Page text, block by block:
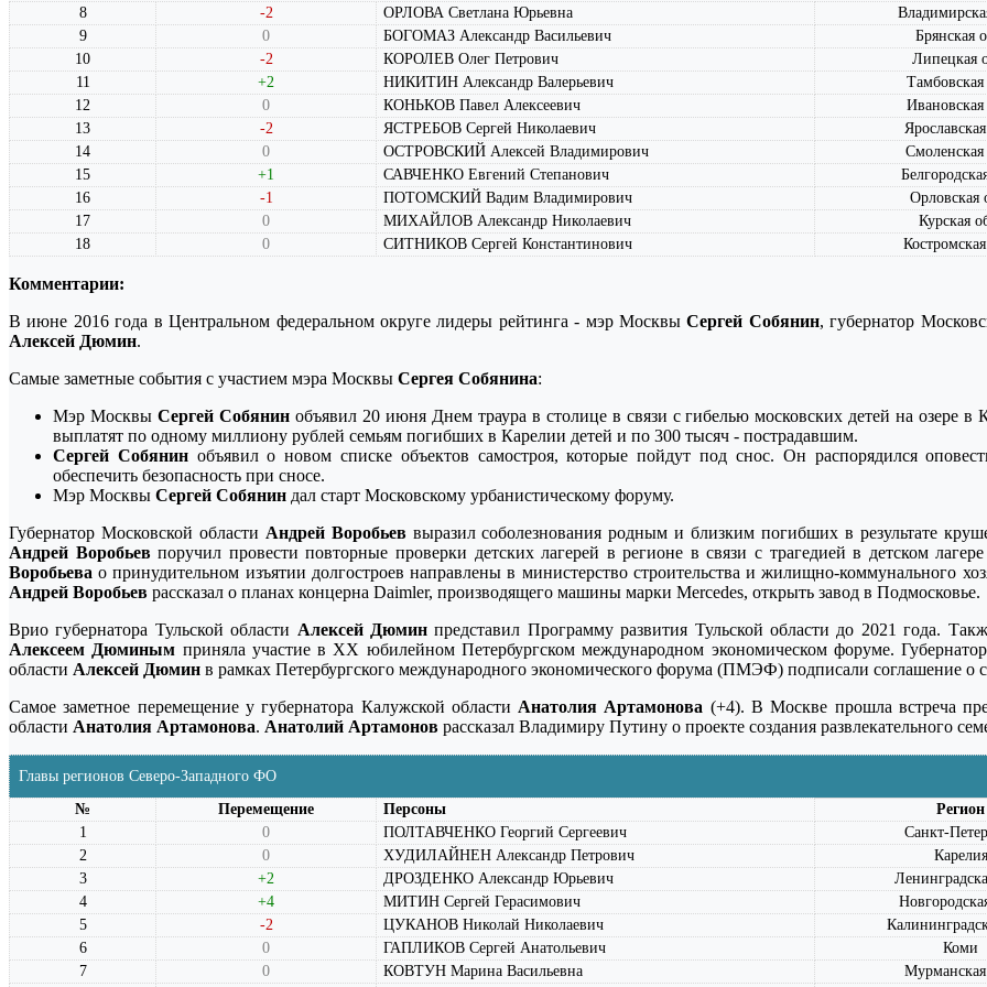
8 -2 ОРЛОВА Светлана Юрьевна
9
0 БОГОМАЗ Александр Васильевич
Брянская
10
-2 КОРОЛЕВ Олег Петрович
Липецкая
11
+2 НИКИТИН Александр Валерьевич
12
0 КОНЬКОВ Павел Алексеевич
13
-2 ЯСТРЕБОВ Сергей Николаевич
14
0 ОСТРОВСКИЙ Алексей Владимирович
15
+1 САВЧЕНКО Евгений Степанович
16
-1 ПОТОМСКИЙ Вадим Владимирович
Орловская
17
0 МИХАЙЛОВ Александр Николаевич
Курская
18
0 СИТНИКОВ Сергей Константинович
Комментарии:
В июне 2016 года в Центральном федеральном округе лидеры рейтинга - мэр МосквыСергей Собянин, губернатор
Алексей Дюмин.
Самые заметные события с участием мэра Москвы Сергея Собянина:
Мэр Москвы Сергей Собянинобъявил 20 июня Днем траура в столице в связи с гибелью московских детей на озере
выплатят по одному миллиону рублей семьям погибших в Карелии детей и по 300 тысяч - пострадавшим.
Сергей Собянинобъявил о новом списке объектов самостроя, которые пойдут под снос. Он распорядился
обеспечить безопасность при сносе.
Мэр Москвы Сергей Собянин дал старт Московскому урбанистическому форуму.
Губернатор Московской области Андрей Воробьеввыразил соболезнования родным и близким погибших в результате
Андрей Воробьевпоручил провести повторные проверки детских лагерей в регионе в связи с трагедией в детском
Воробьева о принудительном изъятии долгостроев направлены в министерство строительства и жилищно-коммунального
Андрей Воробьев рассказал о планах концерна Daimler, производящего машины марки Mercedes, открыть завод в Подмосковье.
Врио губернатора Тульской области Алексей Дюминпредставил Программу развития Тульской области до 2021 года.
Алексеем Дюминым приняла участие в XX юбилейном Петербургском международном экономическом форуме.
области Алексей Дюмин в рамках Петербургского международного экономического форума (ПМЭФ) подписали соглашение о
Самое заметное перемещение у губернатора Калужской области Анатолия Артамонова (+4). В Москве прошла встреча
области Анатолия Артамонова. Анатолий Артамонов рассказал Владимиру Путину о проекте создания развлекательного
Главы регионов Северо-Западного ФО
№
Перемещение Персоны
Регион
1
0 ПОЛТАВЧЕНКО Георгий Сергеевич
Санкт-
2
0 ХУДИЛАЙНЕН Александр Петрович
Карелия
3
+2 ДРОЗДЕНКО Александр Юрьевич
4
+4 МИТИН Сергей Герасимович
5
-2 ЦУКАНОВ Николай Николаевич
6
0 ГАПЛИКОВ Сергей Анатольевич
Коми
7
0 КОВТУН Марина Васильевна